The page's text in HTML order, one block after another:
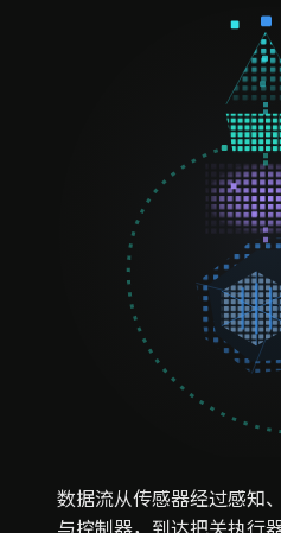
数据流从传感器经过感知